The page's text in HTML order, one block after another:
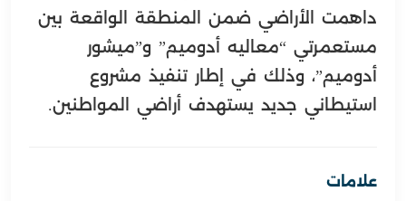
داهمت الأراضي ضمن المنطقة الواقعة بين
مستعمرتي “معاليه أدوميم” و”ميشور
أدوميم”، وذلك في إطار تنفيذ مشروع
استيطاني جديد يستهدف أراضي المواطنين.
علامات